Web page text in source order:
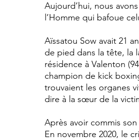
Aujourd’hui, nous
l’Homme qui bafoue
Aïssatou Sow avait 21
de pied dans la tête, la
résidence à Valenton
champion de kick
trouvaient les organes
dire à la sœur de la
Après avoir commis
En novembre 2020, le